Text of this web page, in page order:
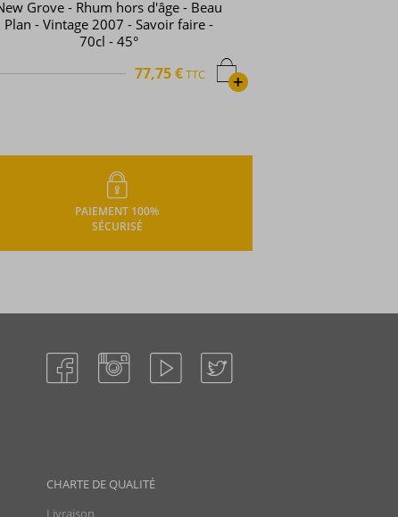
Labourdonnais - Rhum hors d'âge -
Prestige Range - XO - 70cl - 42°
+
65,65 €TTC
PAIEMENT 100%
SÉCURISÉ
CHARTE DE QUALITÉ
Livraison